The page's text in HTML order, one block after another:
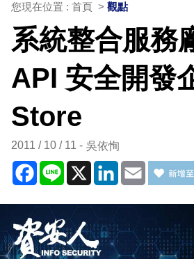
您現在位置 : 首頁 > 觀點
系統整合服務
API 安全開發
Store
2011 / 10 / 11 吳依恂
Facebook
Line X LinkedIn
Email